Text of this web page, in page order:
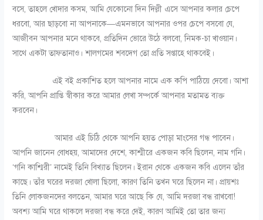
বসে, তাহলে খোদার কসম, আমি যেকোনো দিন দিল্লী এসে আপনার কলার চেপে
ধরবো, আর ছাড়বো না আপনাকে—এমনভাবে আপনার ওপর চেপে বসবো যে,
আজীবন আপনার মনে থাকবে, প্রতিদিন ভোরে উঠে বলবো, নিমক-চা খাওয়ান।
সাথে একটা তাফতানাও। শালগমের শবদেগ তো প্রতি সপ্তাহে থাকবেই।
এই বই প্রকাশিত হলে আপনার নামে এক কপি পাঠিয়ে দেবো। আশা
করি, আপনি প্রাপ্তি স্বীকার করে আমার লেখা সম্পর্কে আপনার মতামত ব্যক্ত
করবেন।
আমার এই চিঠি থেকে আপনি হয়ত পোড়া মাংসের গন্ধ পাবেন।
আপনি জানেন বোধহয়, আমাদের দেশে, কাশ্মীরে একজন কবি ছিলেন, নাম গনি।
‘গনি কাশ্মিরী’ নামেই তিনি বিখ্যাত ছিলেন। ইরান থেকে একজন কবি এলেন তাঁর
কাছে। তাঁর ঘরের দরজা খোলা ছিলো, কারণ তিনি তখন ঘরে ছিলেন না। প্রায়শঃ
তিনি লোকজনদের বলতেন, আমার ঘরে আছে কি যে, আমি দরজা বন্ধ রাখবো!
অবশ্য আমি ঘরে থাকলে দরজা বন্ধ করে দেই, কারণ আমিই তো তার জন্য